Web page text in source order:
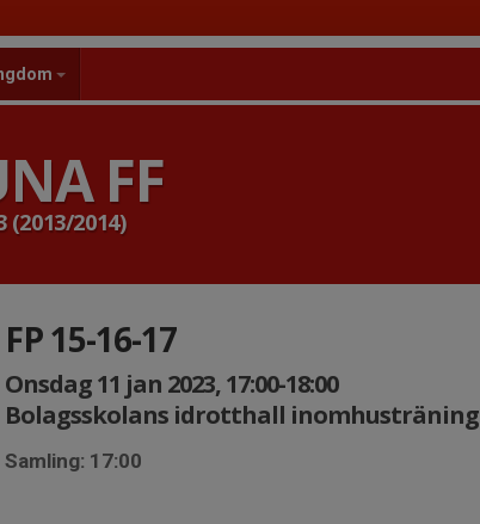
FF
(2013/2014)
FP 15-16-17
Onsdag 11 jan 2023, 17:00-18:00
Bolagsskolans idrotthall inomhusträning
Samling: 17:00